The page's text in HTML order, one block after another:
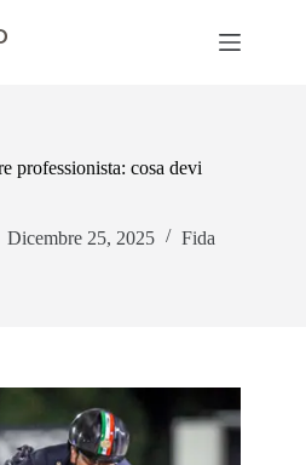
professionista: cosa devi
Dicembre 25, 2025 Fida